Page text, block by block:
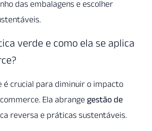
das embalagens e escolher
verde e como ela se aplica
é crucial para diminuir o impacto
Ela abrange gestão de
reversa e práticas sustentáveis.